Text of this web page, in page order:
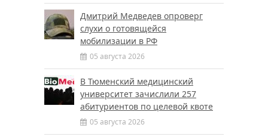
Дмитрий Медведев опроверг
слухи о готовящейся
мобилизации в РФ
05 августа 2026
В Тюменский медицинский
университет зачислили 257
абитуриентов по целевой квоте
05 августа 2026